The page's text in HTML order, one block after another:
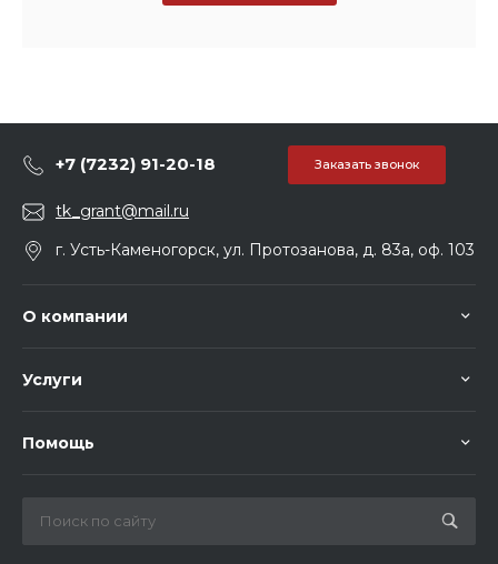
+7 (7232) 91-20-18 Заказать звонок
tk_grant@mail.ru
г. Усть-Каменогорск, ул. Протозанова, д. 83а, оф. 103
О компании
Услуги
Помощь